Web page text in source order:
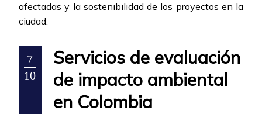
afectadas y la sostenibilidad de los proyectos en la
ciudad.
7
10
Servicios de evaluación
de impacto ambiental
en Colombia